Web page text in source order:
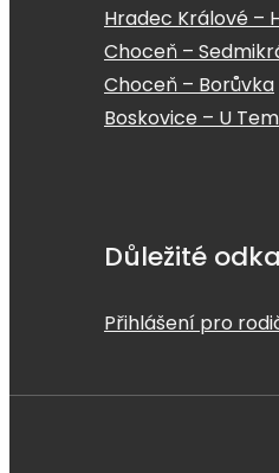
Hradec Králové –
Choceň –
Choceň – Borůvka
Boskovice – U
Důležité
Přihlášení pro